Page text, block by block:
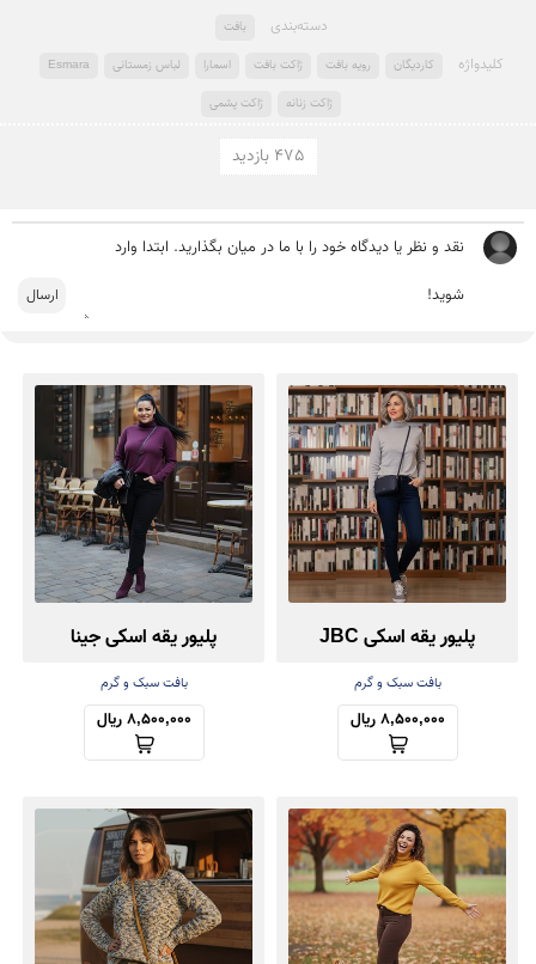
دسته‌بندی بافت
کلید‌واژه کاردیگان رویه بافت ژاکت بافت اسمارا لباس زمستانی Esmara
ژاکت زنانه ژاکت پشمی
475 بازدید
پلیور یقه اسکی JBC
بافت سبک و گرم
8,500,000 ریال
پلیور یقه اسکی جینا
بافت سبک و گرم
8,500,000 ریال